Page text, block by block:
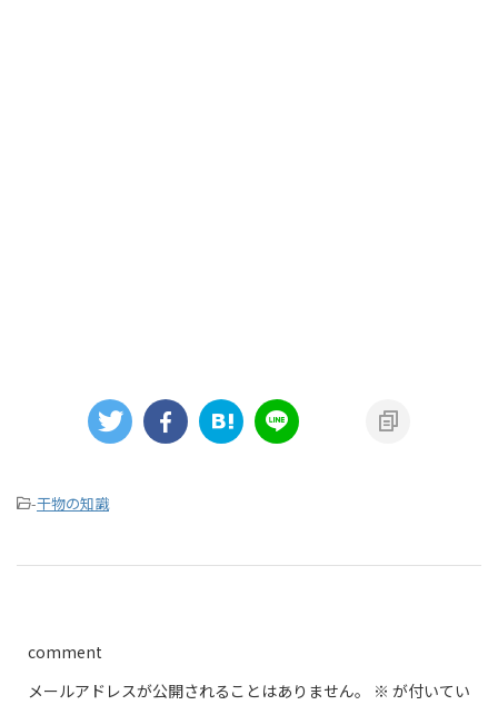
-干物の知識
comment
メールアドレスが公開されることはありません。
※ が付いてい